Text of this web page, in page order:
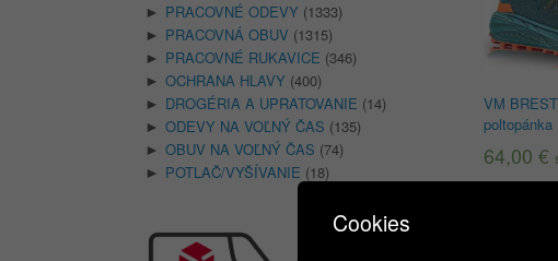
VM
poltopánka
64,00€
► PRACOVNÉ ODEVY (1333)
► PRACOVNÁ OBUV (1315)
► PRACOVNÉ RUKAVICE (346)
► OCHRANA HLAVY (400)
► DROGÉRIA A UPRATOVANIE (14)
► ODEVY NA VOĽNÝ ČAS (135)
► OBUV NA VOĽNÝ ČAS (74)
► POTLAČ/VYŠÍVANIE (18)
Cookies